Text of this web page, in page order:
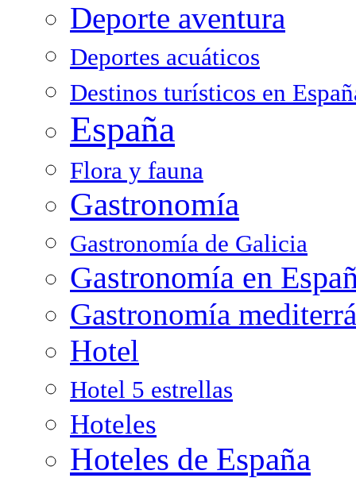
Deporte aventura
Deportes acuáticos
Destinos turísticos en
España
Flora y fauna
Gastronomía
Gastronomía de Galicia
Gastronomía en
Gastronomía
Hotel
Hotel 5 estrellas
Hoteles
Hoteles de España